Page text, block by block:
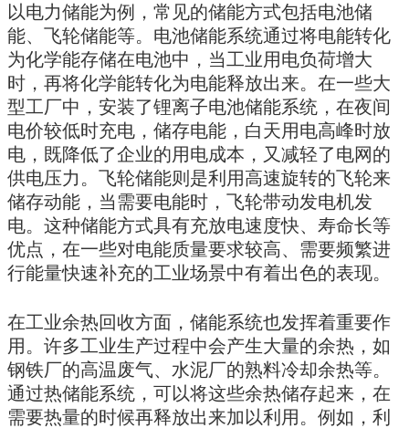
以电力储能为例，常见的储能方式包括电池储
能、飞轮储能等。电池储能系统通过将电能转化
为化学能存储在电池中，当工业用电负荷增大
时，再将化学能转化为电能释放出来。在一些大
型工厂中，安装了锂离子电池储能系统，在夜间
电价较低时充电，储存电能，白天用电高峰时放
电，既降低了企业的用电成本，又减轻了电网的
供电压力。飞轮储能则是利用高速旋转的飞轮来
储存动能，当需要电能时，飞轮带动发电机发
电。这种储能方式具有充放电速度快、寿命长等
优点，在一些对电能质量要求较高、需要频繁进
行能量快速补充的工业场景中有着出色的表现。
在工业余热回收方面，储能系统也发挥着重要作
用。许多工业生产过程中会产生大量的余热，如
钢铁厂的高温废气、水泥厂的熟料冷却余热等。
通过热储能系统，可以将这些余热储存起来，在
需要热量的时候再释放出来加以利用。例如，利